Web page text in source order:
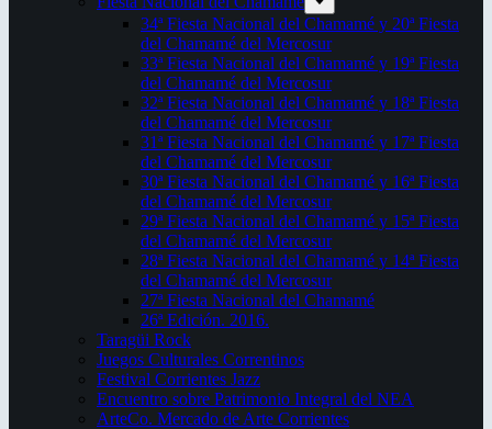
34ª Fiesta Nacional del Chamamé y 20ª Fiesta
del Chamamé del Mercosur
33ª Fiesta Nacional del Chamamé y 19ª Fiesta
del Chamamé del Mercosur
32ª Fiesta Nacional del Chamamé y 18ª Fiesta
del Chamamé del Mercosur
31ª Fiesta Nacional del Chamamé y 17ª Fiesta
del Chamamé del Mercosur
30ª Fiesta Nacional del Chamamé y 16ª Fiesta
del Chamamé del Mercosur
29ª Fiesta Nacional del Chamamé y 15ª Fiesta
del Chamamé del Mercosur
28ª Fiesta Nacional del Chamamé y 14ª Fiesta
del Chamamé del Mercosur
27ª Fiesta Nacional del Chamamé
26ª Edición. 2016.
Taragüi Rock
Juegos Culturales Correntinos
Festival Corrientes Jazz
Encuentro sobre Patrimonio Integral del NEA
ArteCo. Mercado de Arte Corrientes